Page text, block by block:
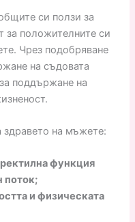
си ползи за
за положителните си
Чрез подобряване
на съдовата
поддържане на
здравето на мъжете:
функция
поток;
и физическата